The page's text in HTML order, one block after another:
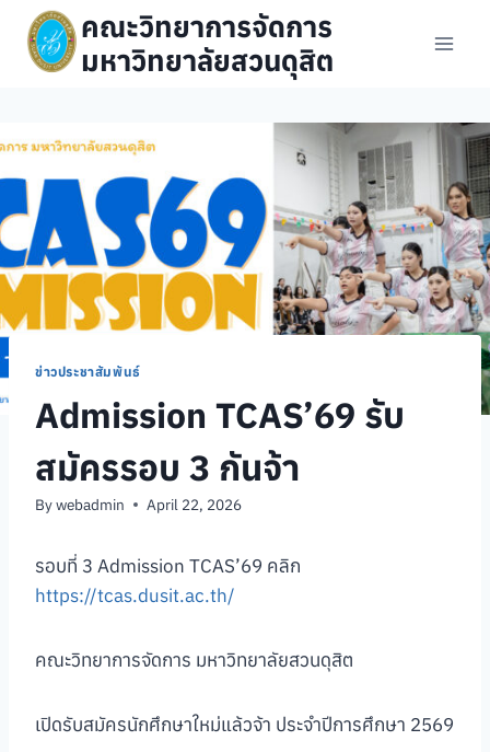
Skip
content
คณะวิทยาการจัดการ
มหาวิทยาลัยสวนดุสิต
ข่าวประชาสัมพันธ์
Admission TCAS’69 รับ
สมัครรอบ 3 กันจ้า
Bywebadmin April 22, 2026
รอบที่ 3 Admission TCAS’69 คลิก
https://tcas.dusit.ac.th/
คณะวิทยาการจัดการ มหาวิทยาลัยสวนดุสิต
เปิดรับสมัครนักศึกษาใหม่แล้วจ้า ประจำปีการศึกษา 2569